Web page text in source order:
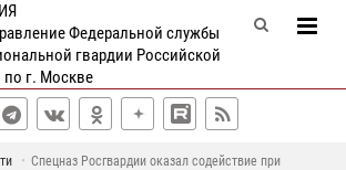
Федеральной службы
гвардии Российской
г. Москве
Спецназ Росгвардии оказал содействие при